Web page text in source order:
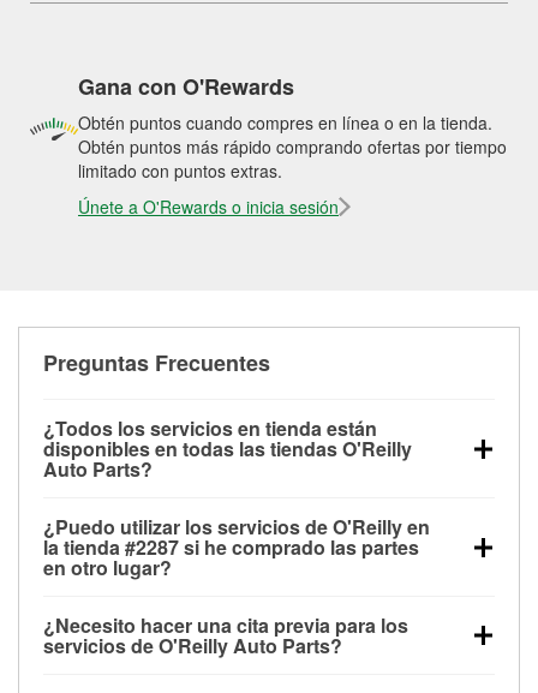
Gana con O'Rewards
Obtén puntos cuando compres en línea o en la tienda.
Obtén puntos más rápido comprando ofertas por tiempo
limitado con puntos extras.
Únete a O'Rewards o inicia sesión
Preguntas Frecuentes
¿Todos los servicios en tienda están
disponibles en todas las tiendas O'Reilly
Auto Parts?
las pruebas de batería, pruebas de alternador y
motor de arranque, revisión de la luz “Check Engine”
con O'Reilly VeriScan® e instalación de
limpiaparabrisas o bombillas, están disponibles en
todas las tiendas O'Reilly Auto Parts. La tienda
¿Puedo utilizar los servicios de O'Reilly en
la tienda #2287 si he comprado las partes
en otro lugar?
de O'Reilly Auto Parts que estén disponibles en la
tienda #2287 de Frisco, TX aunque hayas comprado
¿Necesito hacer una cita previa para los
servicios de O'Reilly Auto Parts?